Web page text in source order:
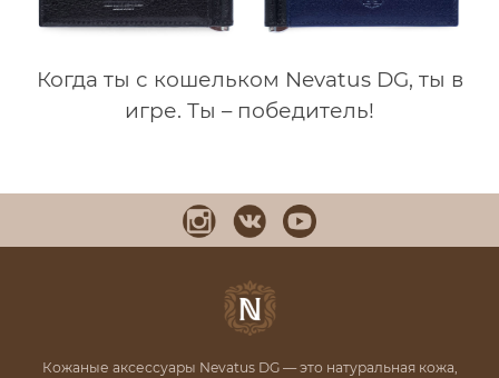
Когда ты с кошельком Nevatus DG, ты в
игре. Ты – победитель!
Кожаные аксессуары Nevatus DG — это натуральная кожа,